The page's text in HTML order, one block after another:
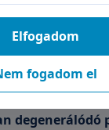
degenerálódó
fogadom el
Elfogadom